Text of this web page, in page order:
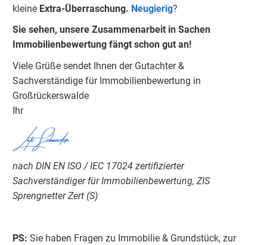
kleine Extra-Überraschung. Neugierig?
Sie sehen, unsere Zusammenarbeit in Sachen
Immobilienbewertung fängt schon gut an!
Viele Grüße sendet Ihnen der Gutachter &
Sachverständige für Immobilienbewertung in
Großrückerswalde
Ihr
Lutz Schneider
nach DIN EN ISO / IEC 17024 zertifizierter
Sachverständiger für Immobilienbewertung, ZIS
Sprengnetter Zert (S)
PS: Sie haben Fragen zu Immobilie & Grundstück, zur